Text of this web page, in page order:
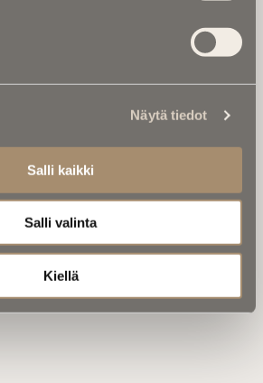
Näytä tiedot
Salli kaikki
Salli valinta
Kiellä